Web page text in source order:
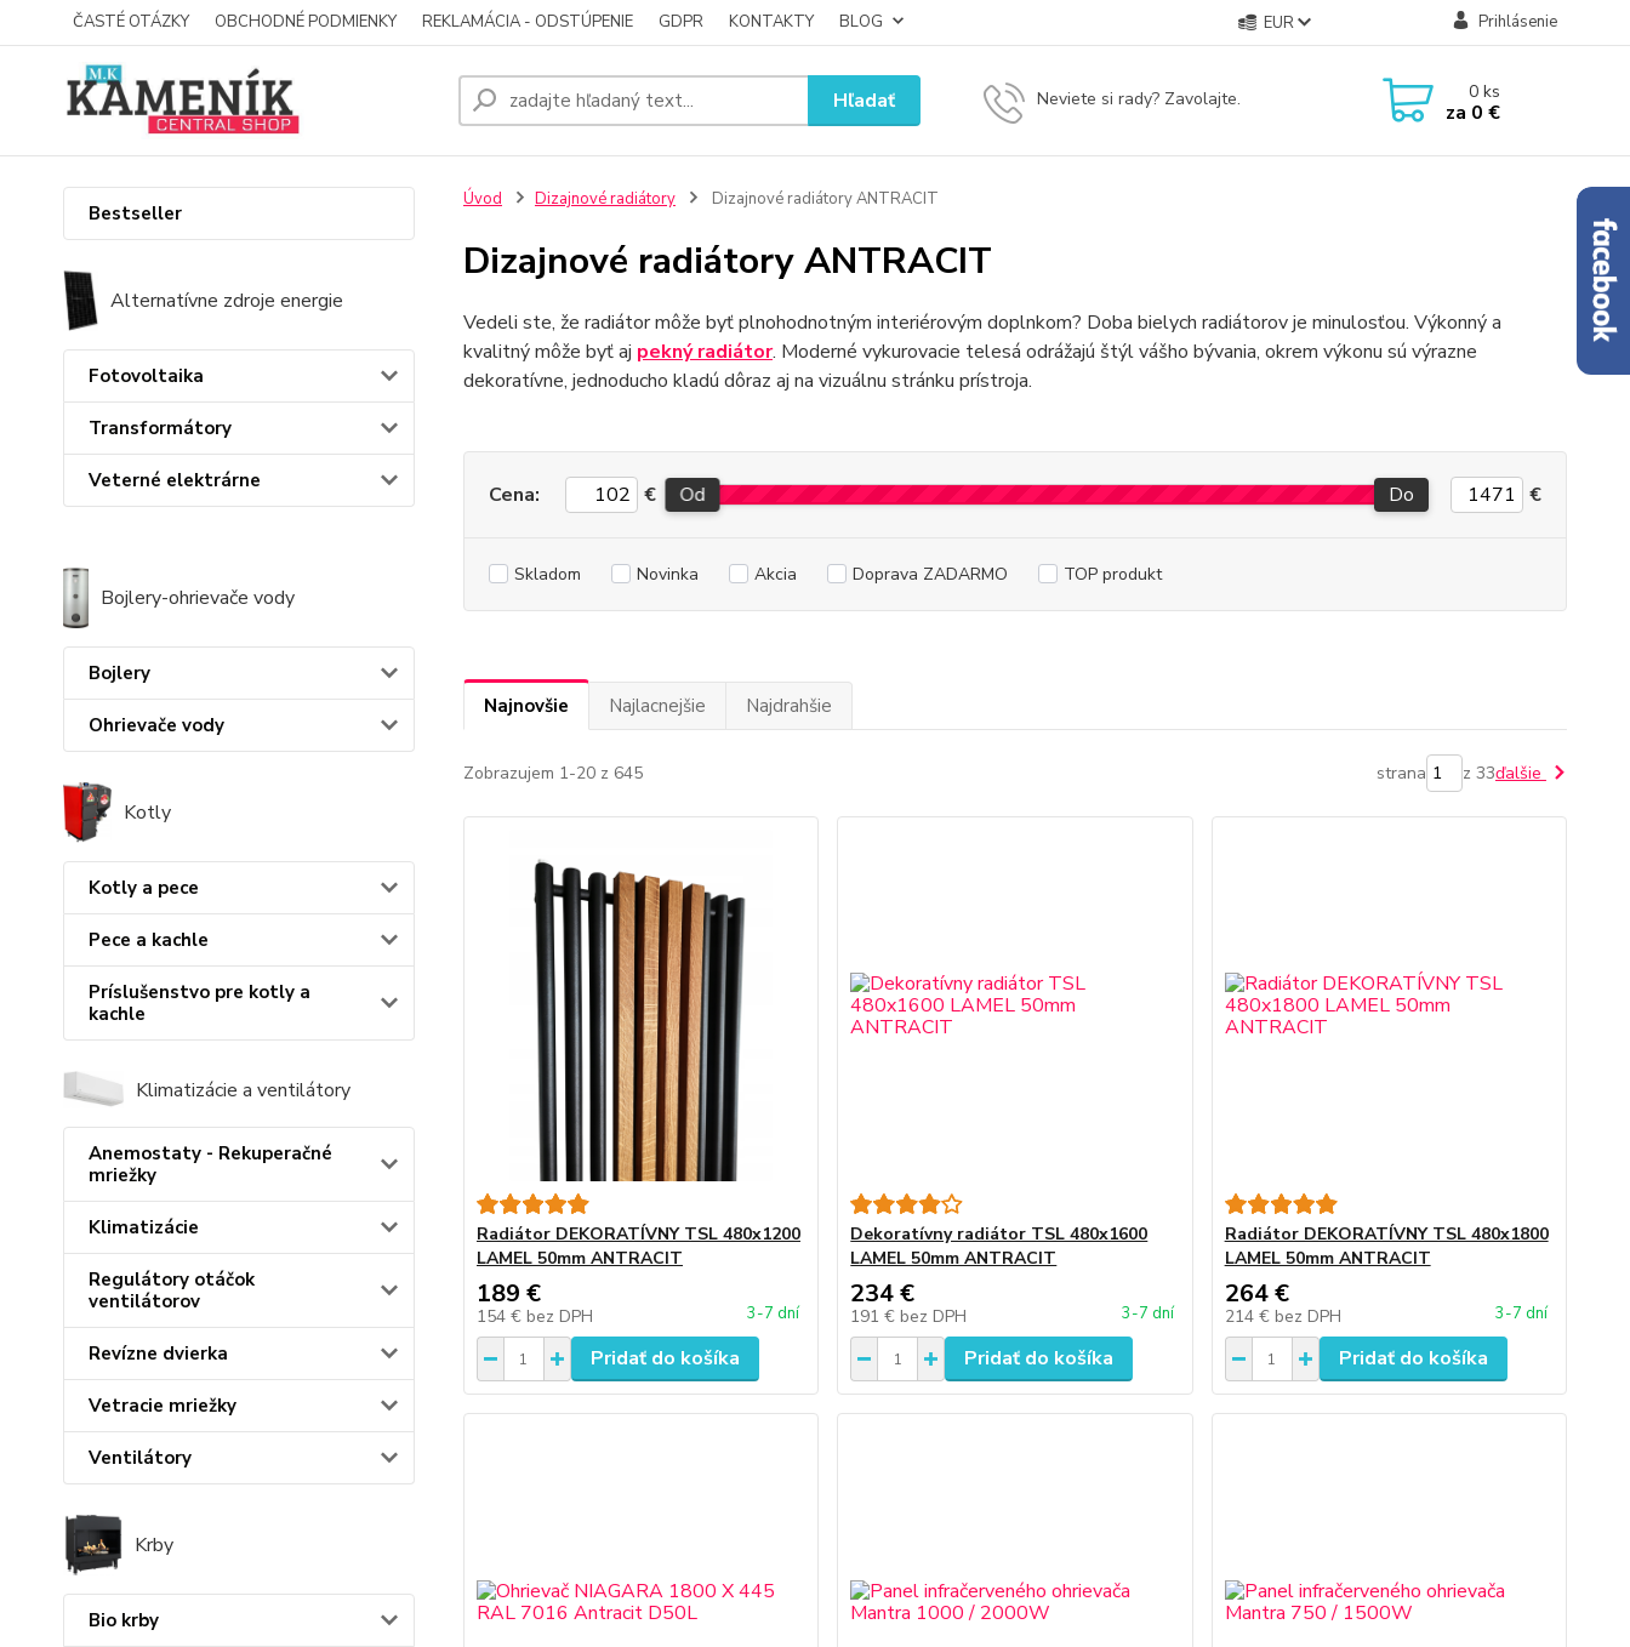
ČASTÉ OTÁZKY OBCHODNÉ PODMIENKY REKLAMÁCIA - ODSTÚPENIE GDPR KONTAKTY BLOG EUR Prihlásenie
Hľadať Neviete si rady? Zavolajte. 0ks
za 0 €
Bestseller
Alternatívne zdroje energie
Fotovoltaika
Transformátory
Veterné elektrárne
Bojlery-ohrievače vody
Bojlery
Ohrievače vody
Kotly
Kotly a pece
Pece a kachle
Príslušenstvo pre kotly a
kachle
Klimatizácie a ventilátory
Anemostaty - Rekuperačné
mriežky
Klimatizácie
Regulátory otáčok
ventilátorov
Revízne dvierka
Vetracie mriežky
Ventilátory
Krby
Bio krby
Úvod Dizajnové radiátory Dizajnové radiátory ANTRACIT
Dizajnové radiátory ANTRACIT
Vedeli ste, že radiátor môže byť plnohodnotným interiérovým doplnkom? Doba bielych radiátorov je minulosťou. Výkonný a
kvalitný môže byť aj pekný radiátor. Moderné vykurovacie telesá odrážajú štýl vášho bývania, okrem výkonu sú výrazne
dekoratívne, jednoducho kladú dôraz aj na vizuálnu stránku prístroja.
Cena: € Od Do €
Skladom Novinka Akcia Doprava ZADARMO TOP produkt
Najnovšie Najlacnejšie Najdrahšie
Zobrazujem 1-20 z 645 strana z 33ďalšie
Radiátor DEKORATÍVNY TSL 480x1200
LAMEL 50mm ANTRACIT
189 €
154 € bez DPH 3-7 dní
Pridať do košíka
Dekoratívny radiátor TSL 480x1600
LAMEL 50mm ANTRACIT
234 €
191 € bez DPH 3-7 dní
Pridať do košíka
Radiátor DEKORATÍVNY TSL 480x1800
LAMEL 50mm ANTRACIT
264 €
214 € bez DPH 3-7 dní
Pridať do košíka